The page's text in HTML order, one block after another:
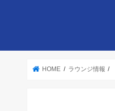
HOME ラウンジ情報